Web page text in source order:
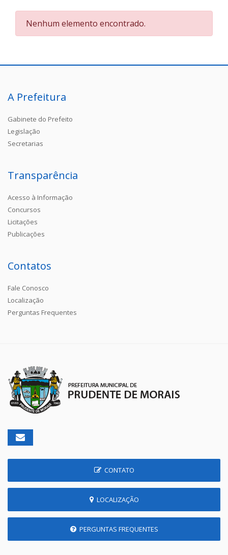
Nenhum elemento encontrado.
A Prefeitura
Gabinete do Prefeito
Legislação
Secretarias
Transparência
Acesso à Informação
Concursos
Licitações
Publicações
Contatos
Fale Conosco
Localização
Perguntas Frequentes
CONTATO
LOCALIZAÇÃO
PERGUNTAS FREQUENTES